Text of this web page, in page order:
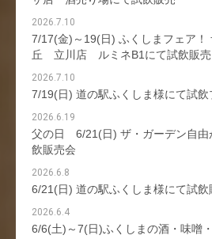
2026.7.10
7/17(金)～19(日) ふくしまフェア！
丘 立川店 ルミネB1にて試飲販売
2026.7.10
7/19(日) 道の駅ふくしま様にて試飲
2026.6.19
父の日 6/21(日) ザ・ガーデン自
飲販売会
2026.6.8
6/21(日) 道の駅ふくしま様にて試飲
2026.6.4
6/6(土)～7(日)ふくしまの酒・味噌